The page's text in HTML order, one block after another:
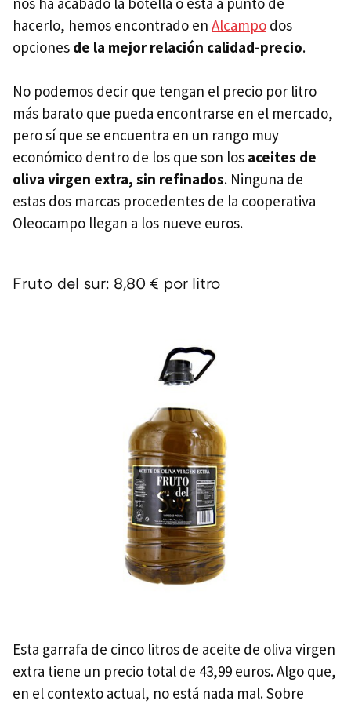
hacerlo, hemos encontrado en Alcampo dos
opciones de la mejor relación calidad-precio.
No podemos decir que tengan el precio por litro
más barato que pueda encontrarse en el mercado,
pero sí que se encuentra en un rango muy
económico dentro de los que son los aceites de
oliva virgen extra, sin refinados. Ninguna de
estas dos marcas procedentes de la cooperativa
Oleocampo llegan a los nueve euros.
Fruto del sur: 8,80 € por litro
Esta garrafa de cinco litros de aceite de oliva virgen
extra tiene un precio total de 43,99 euros. Algo que,
en el contexto actual, no está nada mal. Sobre